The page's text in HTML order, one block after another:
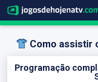
Como assistir
Programação